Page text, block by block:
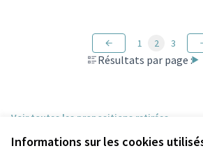
Informations sur les cookies
Résultats par page :
1 2 3
Voir toutes les propositions retirées